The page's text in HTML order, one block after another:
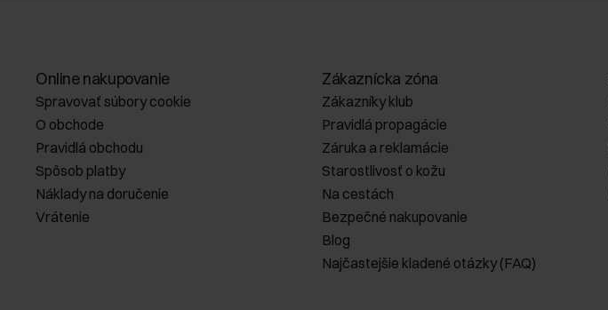
Online nakupovanie
Spravovať súbory cookie
O obchode
Pravidlá obchodu
Spôsob platby
Náklady na doručenie
Vrátenie
Zákaznícka zóna
Zákazníky klub
Pravidlá propagácie
Záruka a reklamácie
Starostlivosť o kožu
Na cestách
Bezpečné nakupovanie
Blog
Najčastejšie kladené otázky (FAQ)